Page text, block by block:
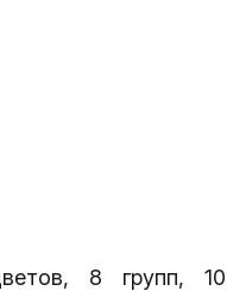
8 групп, 10